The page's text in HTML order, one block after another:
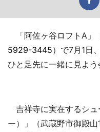
「阿佐ヶ谷ロフトA」
5929-3445）で7月1日
ひと足先に一緒に見よう
吉祥寺に実在するシュ
ー）」（武蔵野市御殿